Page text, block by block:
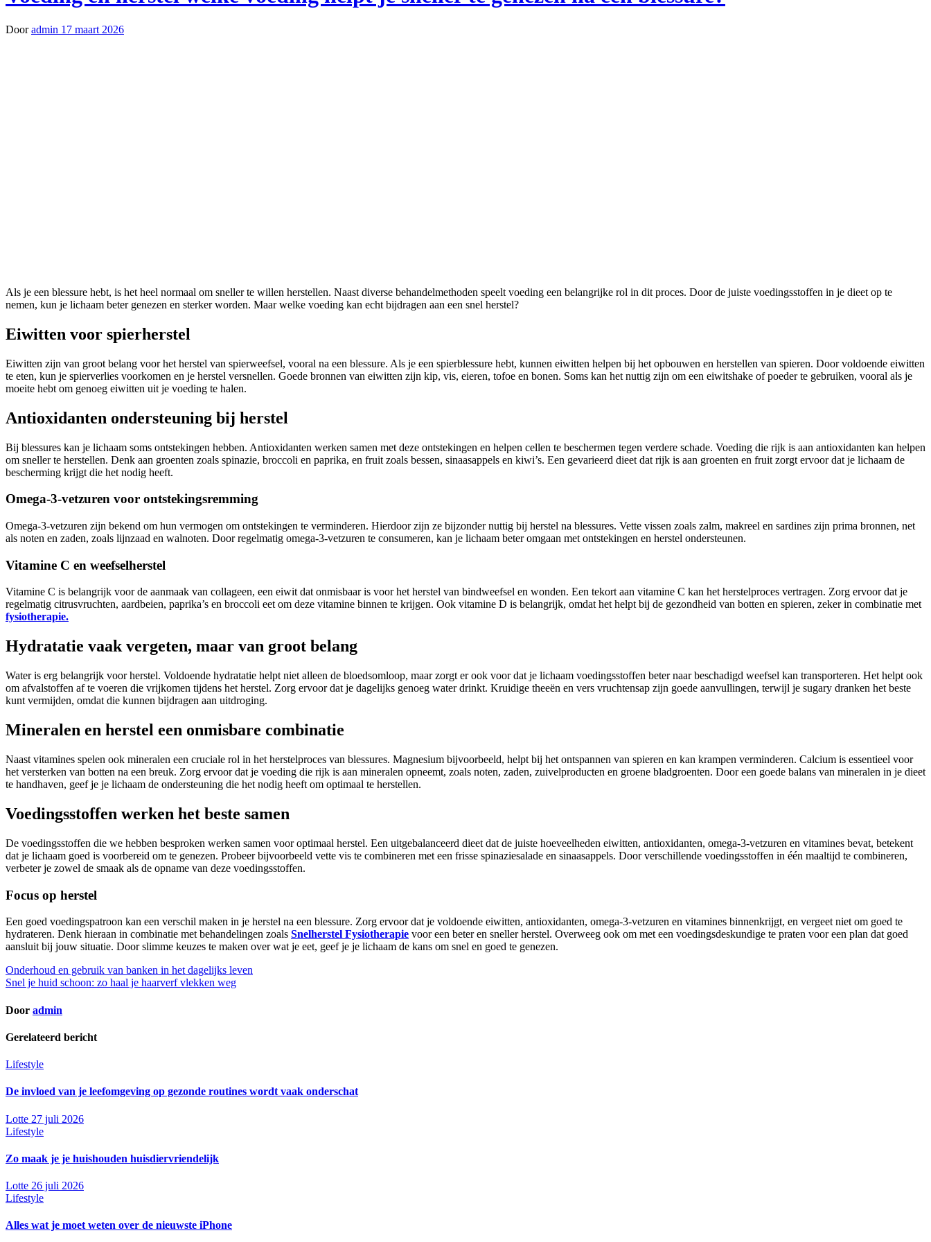
Dooradmin 17 maart 2026
Als je een blessure hebt, is het heel normaal om sneller te willen herstellen. Naast diverse behandelmethoden speelt voeding een belangrijke rol in dit proces. Door de juiste voedingsstoffen in je dieet op te
nemen, kun je lichaam beter genezen en sterker worden. Maar welke voeding kan echt bijdragen aan een snel herstel?
Eiwitten voor spierherstel
Eiwitten zijn van groot belang voor het herstel van spierweefsel, vooral na een blessure. Als je een spierblessure hebt, kunnen eiwitten helpen bij het opbouwen en herstellen van spieren. Door voldoende eiwitten
te eten, kun je spierverlies voorkomen en je herstel versnellen. Goede bronnen van eiwitten zijn kip, vis, eieren, tofoe en bonen. Soms kan het nuttig zijn om een eiwitshake of poeder te gebruiken, vooral als je
moeite hebt om genoeg eiwitten uit je voeding te halen.
Antioxidanten ondersteuning bij herstel
Bij blessures kan je lichaam soms ontstekingen hebben. Antioxidanten werken samen met deze ontstekingen en helpen cellen te beschermen tegen verdere schade. Voeding die rijk is aan antioxidanten kan helpen
om sneller te herstellen. Denk aan groenten zoals spinazie, broccoli en paprika, en fruit zoals bessen, sinaasappels en kiwi’s. Een gevarieerd dieet dat rijk is aan groenten en fruit zorgt ervoor dat je lichaam de
bescherming krijgt die het nodig heeft.
Omega-3-vetzuren voor ontstekingsremming
Omega-3-vetzuren zijn bekend om hun vermogen om ontstekingen te verminderen. Hierdoor zijn ze bijzonder nuttig bij herstel na blessures. Vette vissen zoals zalm, makreel en sardines zijn prima bronnen, net
als noten en zaden, zoals lijnzaad en walnoten. Door regelmatig omega-3-vetzuren te consumeren, kan je lichaam beter omgaan met ontstekingen en herstel ondersteunen.
Vitamine C en weefselherstel
Vitamine C is belangrijk voor de aanmaak van collageen, een eiwit dat onmisbaar is voor het herstel van bindweefsel en wonden. Een tekort aan vitamine C kan het herstelproces vertragen. Zorg ervoor dat je
regelmatig citrusvruchten, aardbeien, paprika’s en broccoli eet om deze vitamine binnen te krijgen. Ook vitamine D is belangrijk, omdat het helpt bij de gezondheid van botten en spieren, zeker in combinatie met
fysiotherapie.
Hydratatie vaak vergeten, maar van groot belang
Water is erg belangrijk voor herstel. Voldoende hydratatie helpt niet alleen de bloedsomloop, maar zorgt er ook voor dat je lichaam voedingsstoffen beter naar beschadigd weefsel kan transporteren. Het helpt ook
om afvalstoffen af te voeren die vrijkomen tijdens het herstel. Zorg ervoor dat je dagelijks genoeg water drinkt. Kruidige theeën en vers vruchtensap zijn goede aanvullingen, terwijl je sugary dranken het beste
kunt vermijden, omdat die kunnen bijdragen aan uitdroging.
Mineralen en herstel een onmisbare combinatie
Naast vitamines spelen ook mineralen een cruciale rol in het herstelproces van blessures. Magnesium bijvoorbeeld, helpt bij het ontspannen van spieren en kan krampen verminderen. Calcium is essentieel voor
het versterken van botten na een breuk. Zorg ervoor dat je voeding die rijk is aan mineralen opneemt, zoals noten, zaden, zuivelproducten en groene bladgroenten. Door een goede balans van mineralen in je dieet
te handhaven, geef je je lichaam de ondersteuning die het nodig heeft om optimaal te herstellen.
Voedingsstoffen werken het beste samen
De voedingsstoffen die we hebben besproken werken samen voor optimaal herstel. Een uitgebalanceerd dieet dat de juiste hoeveelheden eiwitten, antioxidanten, omega-3-vetzuren en vitamines bevat, betekent
dat je lichaam goed is voorbereid om te genezen. Probeer bijvoorbeeld vette vis te combineren met een frisse spinaziesalade en sinaasappels. Door verschillende voedingsstoffen in één maaltijd te combineren,
verbeter je zowel de smaak als de opname van deze voedingsstoffen.
Focus op herstel
Een goed voedingspatroon kan een verschil maken in je herstel na een blessure. Zorg ervoor dat je voldoende eiwitten, antioxidanten, omega-3-vetzuren en vitamines binnenkrijgt, en vergeet niet om goed te
hydrateren. Denk hieraan in combinatie met behandelingen zoals Snelherstel Fysiotherapie voor een beter en sneller herstel. Overweeg ook om met een voedingsdeskundige te praten voor een plan dat goed
aansluit bij jouw situatie. Door slimme keuzes te maken over wat je eet, geef je je lichaam de kans om snel en goed te genezen.
Bericht
navigatie
Onderhoud en gebruik van banken in het dagelijks leven
Snel je huid schoon: zo haal je haarverf vlekken weg
Door admin
Gerelateerd bericht
Lifestyle
De invloed van je leefomgeving op gezonde routines wordt vaak onderschat
Lotte 27 juli 2026
Lifestyle
Zo maak je je huishouden huisdiervriendelijk
Lotte 26 juli 2026
Lifestyle
Alles wat je moet weten over de nieuwste iPhone